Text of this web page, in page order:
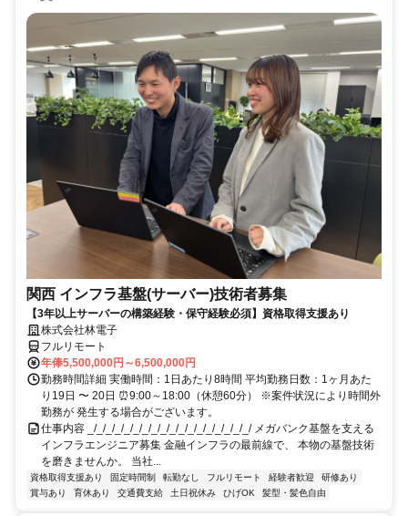
関西 インフラ基盤(サーバー)技術者募集
【3年以上サーバーの構築経験・保守経験必須】資格取得支援あり
株式会社林電子
フルリモート
年俸5,500,000円～6,500,000円
勤務時間詳細 実働時間：1日あたり8時間 平均勤務日数：1ヶ月あた
り19日 〜 20日 ⏰9:00～18:00（休憩60分） ※案件状況により時間外
勤務が 発生する場合がございます。
仕事内容 _/_/_/_/_/_/_/_/_/_/_/_/_/_/_/_/_/_/ メガバンク基盤を支える
インフラエンジニア募集 金融インフラの最前線で、 本物の基盤技術
を磨きませんか。 当社...
資格取得支援あり 固定時間制 転勤なし フルリモート 経験者歓迎
研修あり
賞与あり
育休あり 交通費支給 土日祝休み ひげOK 髪型・髪色自由